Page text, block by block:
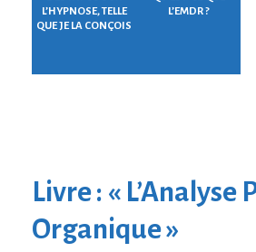
L’HYPNOSE, TELLE
QUE JE LA CONÇOIS
L’EMDR ?
Livre : « L’Analyse
Organique »